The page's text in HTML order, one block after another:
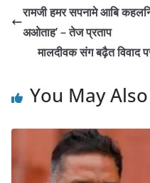
रामजी हमर सपनामे आबि
अओताह’ – तेज प्रताप
मालदीवक संग बढ़ैत विवाद
You May